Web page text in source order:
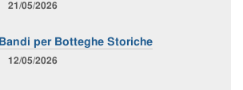
21/05/2026
Bandi per Botteghe Storiche
12/05/2026